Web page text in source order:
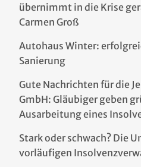
übernimmt in die Krise
Carmen Groß
Autohaus Winter:
Sanierung
Gute Nachrichten für die
GmbH: Gläubiger geben
Ausarbeitung eines
Stark oder schwach? Die
vorläufigen